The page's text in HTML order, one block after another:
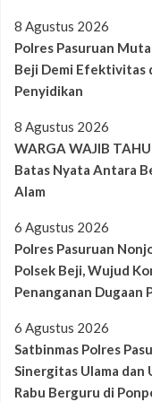
8 Agustus 2026
Polres Pasuruan
Beji Demi Efektivitas
Penyidikan
8 Agustus 2026
WARGA WAJIB
Batas Nyata Antara
Alam
6 Agustus 2026
Polres Pasuruan
Polsek Beji, Wujud
Penanganan Dugaan
6 Agustus 2026
Satbinmas Polres
Sinergitas Ulama dan
Rabu Berguru di